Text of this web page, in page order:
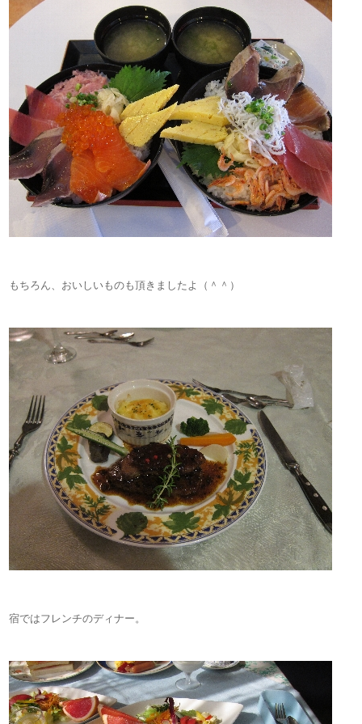
もちろん、おいしいものも頂きましたよ（＾＾）
宿ではフレンチのディナー。